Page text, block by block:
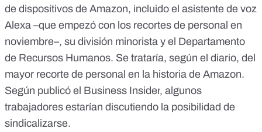
de dispositivos de Amazon, incluido el asistente de voz
Alexa –que empezó con los recortes de personal en
noviembre–, su división minorista y el Departamento
de Recursos Humanos. Se trataría, según el diario, del
mayor recorte de personal en la historia de Amazon.
Según publicó el Business Insider, algunos
trabajadores estarían discutiendo la posibilidad de
sindicalizarse.